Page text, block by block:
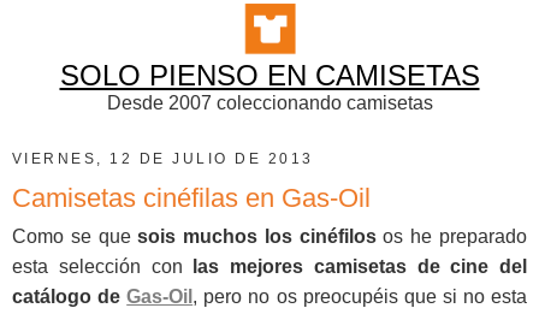
SOLO PIENSO EN CAMISETAS
Desde 2007 coleccionando camisetas
VIERNES, 12 DE JULIO DE 2013
Camisetas cinéfilas en Gas-Oil
Como se quesois muchos los cinéfilosos he preparado
esta selección con
las mejores camisetas de cine del
catálogo deGas-Oil , pero no os preocupéis que si no esta